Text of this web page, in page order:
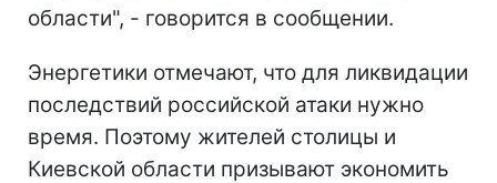
области", - говорится в сообщении.
Энергетики отмечают, что для ликвидации
последствий российской атаки нужно
время. Поэтому жителей столицы и
Киевской области призывают экономить